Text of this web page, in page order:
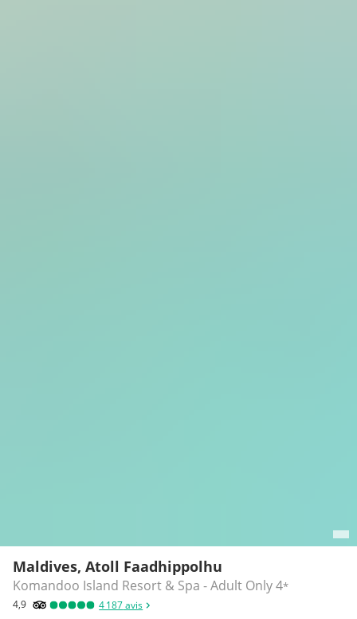
Maldives, Atoll Faadhippolhu
Komandoo Island Resort & Spa - Adult Only4*
4,9 4 187avis